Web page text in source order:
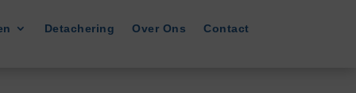
Detachering Over Ons Contact